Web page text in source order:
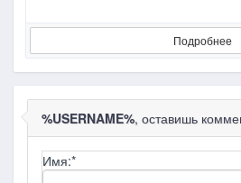
Подробнее
%USERNAME%, оставишь
Имя:*